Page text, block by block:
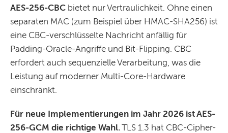
AES-256-CBC bietet nur Vertraulichkeit. Ohne einen
separaten MAC (zum Beispiel über HMAC-SHA256) ist
eine CBC-verschlüsselte Nachricht anfällig für
Padding-Oracle-Angriffe und Bit-Flipping. CBC
erfordert auch sequenzielle Verarbeitung, was die
Leistung auf moderner Multi-Core-Hardware
einschränkt.
Für neue Implementierungen im Jahr 2026 ist AES-
256-GCM die richtige Wahl.TLS 1.3 hat CBC-Cipher-